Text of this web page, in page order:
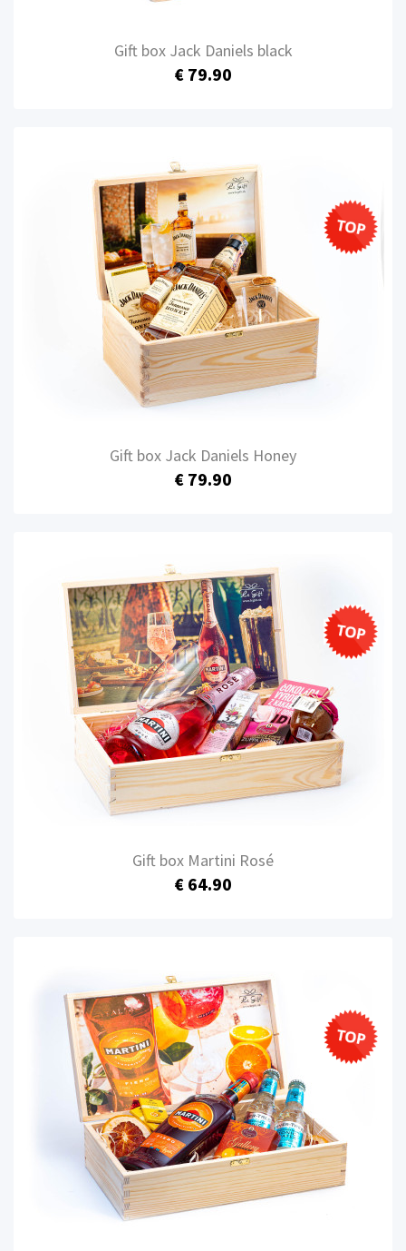
Gift box Jack Daniels black
€ 79.90
Gift box Jack Daniels Honey
€ 79.90
Gift box Martini Rosé
€ 64.90